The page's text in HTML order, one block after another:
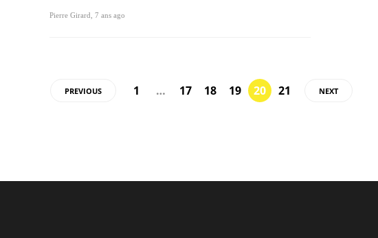
Pierre Girard 7 ans ago
PREVIOUS 1 … 17 18 19 20 21 NEXT